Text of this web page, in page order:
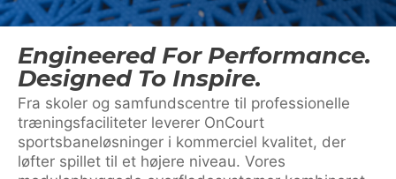
Engineered For Performance.
Designed To Inspire.
Fra skoler og samfundscentre til professionelle
træningsfaciliteter leverer OnCourt
sportsbaneløsninger i kommerciel kvalitet, der
løfter spillet til et højere niveau. Vores